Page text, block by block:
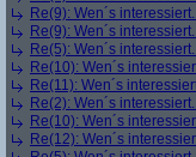
Re(9): Wen´s
Re(9): Wen´s
Re(5): Wen´s
Re(10): Wen´s
Re(11): Wen´s
Re(2): Wen´s
Re(10): Wen´s
Re(12): Wen´s